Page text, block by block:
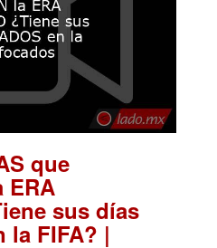
que
ERA
sus días
la FIFA? |